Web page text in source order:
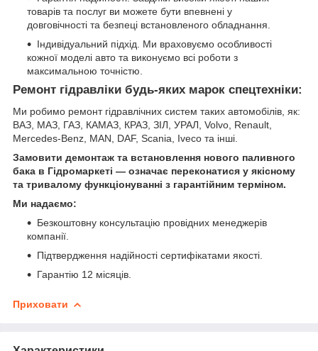
товарів та послуг ви можете бути впевнені у
довговічності та безпеці встановленого обладнання.
Індивідуальний підхід. Ми враховуємо особливості
кожної моделі авто та виконуємо всі роботи з
максимальною точністю.
Ремонт гідравліки будь-яких марок спецтехніки:
Ми робимо ремонт гідравлічних систем таких автомобілів, як:
ВАЗ, МАЗ, ГАЗ, КАМАЗ, КРАЗ, ЗІЛ, УРАЛ, Volvo, Renault,
Mercedes-Benz, MAN, DAF, Scania, Iveco та інші.
Замовити демонтаж та встановлення нового паливного
бака в Гідромаркеті — означає переконатися у якісному
та тривалому функціонуванні з гарантійним терміном.
Ми надаємо:
Безкоштовну консультацію провідних менеджерів
компанії.
Підтвердження надійності сертифікатами якості.
Гарантію 12 місяців.
Приховати